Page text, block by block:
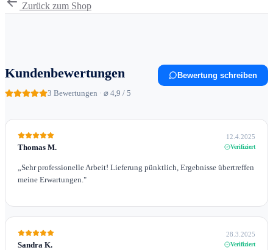
Zurück zum Shop
Kundenbewertungen
3 Bewertungen · ⌀ 4,9 / 5
Bewertung schreiben
Thomas M.
12.4.2025
Verifiziert
Sehr professionelle Arbeit! Lieferung pünktlich, Ergebnisse übertreffen
meine Erwartungen. "
Sandra K.
28.3.2025
Verifiziert